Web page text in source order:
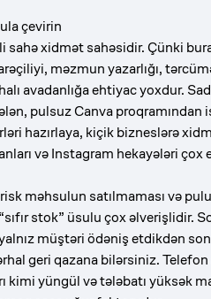
çevirin
xidmət sahəsidir. Çünki
məzmun yazarlığı,
avadanlığa ehtiyac yoxdur.
pulsuz Canva proqramından
hazırlaya, kiçik bizneslərə
və Instagram hekayələri çox
məhsulun satılmaması və
stok” üsulu çox əlverişlidir.
müştəri ödəniş etdikdən
geri qazana bilərsiniz.
kimi yüngül və tələbatı yüksək